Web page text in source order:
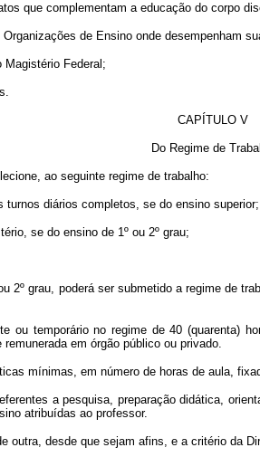
que complementam a educação do corpo
de Ensino onde desempenham
Magistério Federal;
CAPÍTULO V
Do Regime de
ao seguinte regime de trabalho:
turnos diários completos, se do ensino superior;
se do ensino de 1º ou 2º grau;
2º grau, poderá ser submetido a regime de
ou temporário no regime de 40 (quarenta)
em órgão público ou privado.
mínimas, em número de horas de aula,
a pesquisa, preparação didática,
atribuídas ao professor.
outra, desde que sejam afins, e a critério da